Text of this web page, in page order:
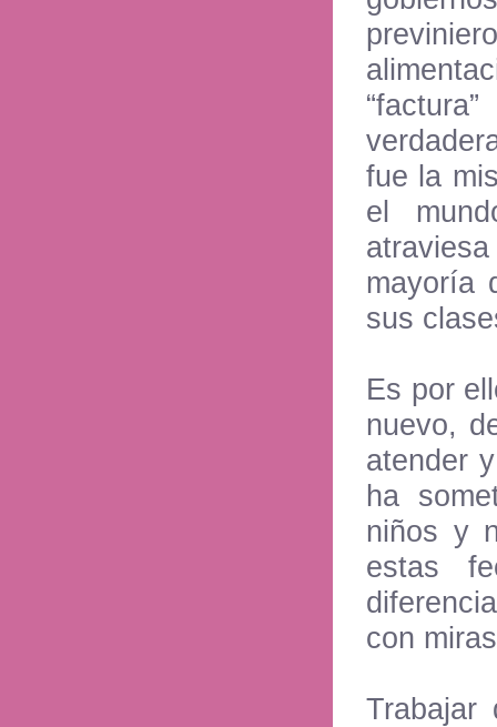
fue la
el
mayoría
sus
Es por
nuevo,
atender
ha
niños y
estas
con
Trabajar